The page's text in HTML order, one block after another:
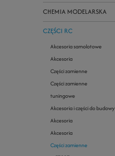
CHEMIA MODELARSKA
CZĘŚCI RC
Akcesoria samolotowe
Akcesoria
Części zamienne
Części zamienne
tuningowe
Akcesoria i części do budowy
Akcesoria
Akcesoria
Części zamienne